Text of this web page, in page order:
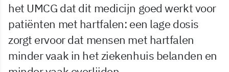
het UMCG dat dit medicijn goed werkt voor
patiënten met hartfalen: een lage dosis
zorgt ervoor dat mensen met hartfalen
minder vaak in het ziekenhuis belanden en